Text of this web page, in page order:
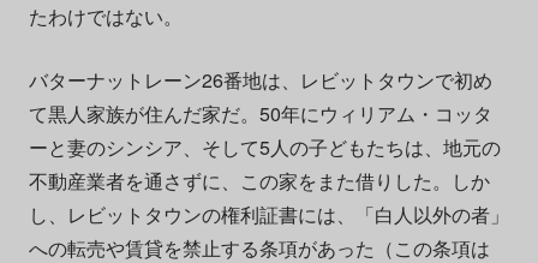
たわけではない。
バターナットレーン26番地は、レビットタウンで初め
て黒人家族が住んだ家だ。50年にウィリアム・コッタ
ーと妻のシンシア、そして5人の子どもたちは、地元の
不動産業者を通さずに、この家をまた借りした。しか
し、レビットタウンの権利証書には、「白人以外の者」
への転売や賃貸を禁止する条項があった（この条項は